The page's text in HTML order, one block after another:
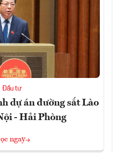
Đầu tư
dự án đường sắt Lào
- Hải Phòng
ngay